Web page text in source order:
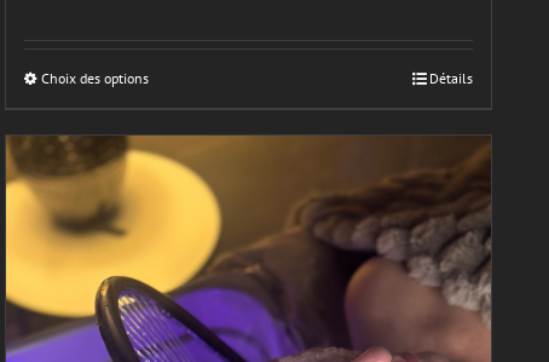
Choix des options Détails